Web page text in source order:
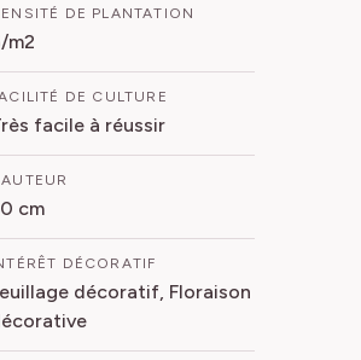
DE PLANTATION
m2
DE CULTURE
facile à réussir
cm
DÉCORATIF
décoratif, Floraison